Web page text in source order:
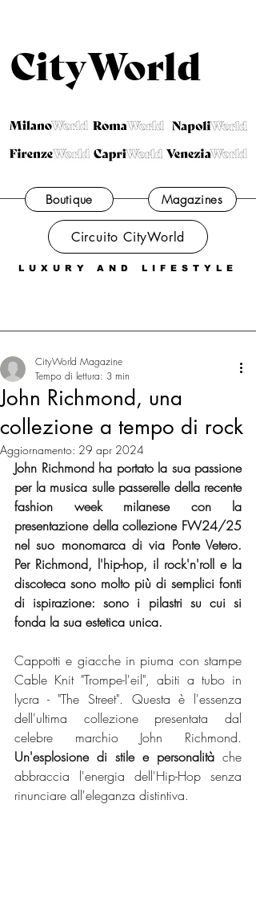
CityWorld
LUXURY AND LIFESTYLE
Magazines
Boutique
Circuito CityWorld
John Richmond, una
collezione a tempo di rock
CityWorld Magazine
Tempo di lettura: 3 min
Aggiornamento: 29 apr 2024
John Richmond ha portato la sua passione
per la musica sulle passerelle della recente
fashion week milanese con la
presentazione della collezione FW24/25
nel suo monomarca di via Ponte Vetero.
Per Richmond, l'hip-hop, il rock'n'roll e la
discoteca sono molto più di semplici fonti
di ispirazione: sono i pilastri su cui si
fonda la sua estetica unica.
Cappotti e giacche in piuma con stampe
Cable Knit "Trompe-l'eil", abiti a tubo in
lycra - "The Street". Questa è l'essenza
dell'ultima collezione presentata dal
Un'esplosione di stile e personalità che
abbraccia l'energia dell'Hip-Hop senza
rinunciare all'eleganza distintiva.